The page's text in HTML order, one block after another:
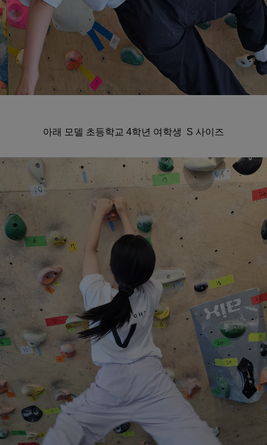
아래 모델 초등학교 4학년 여학생 S 사이즈